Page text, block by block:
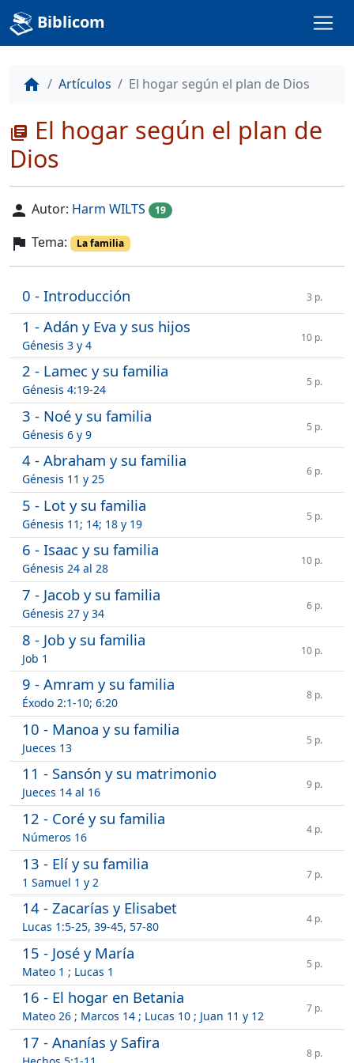
Biblicom
home Artículos El hogar según el plan de Dios
library_books El hogar según el plan de
Dios
person Autor: Harm WILTS 19
flag Tema: La familia
0 - Introducción 3 p.
1 - Adán y Eva y sus hijos
Génesis 3 y 4
10 p.
2 - Lamec y su familia
Génesis 4:19-24
5 p.
3 - Noé y su familia
Génesis 6 y 9
5 p.
4 - Abraham y su familia
Génesis 11 y 25
6 p.
5 - Lot y su familia
Génesis 11; 14; 18 y 19
5 p.
6 - Isaac y su familia
Génesis 24 al 28
10 p.
7 - Jacob y su familia
Génesis 27 y 34
6 p.
8 - Job y su familia
Job 1
10 p.
9 - Amram y su familia
Éxodo 2:1-10; 6:20
8 p.
10 - Manoa y su familia
Jueces 13
5 p.
11 - Sansón y su matrimonio
Jueces 14 al 16
9 p.
12 - Coré y su familia
Números 16
4 p.
13 - Elí y su familia
1 Samuel 1 y 2
7 p.
14 - Zacarías y Elisabet
Lucas 1:5-25, 39-45, 57-80
4 p.
15 - José y María
Mateo 1 ; Lucas 1
5 p.
16 - El hogar en Betania
Mateo 26 ; Marcos 14 ; Lucas 10 ; Juan 11 y 12
7 p.
17 - Ananías y Safira
8 p.